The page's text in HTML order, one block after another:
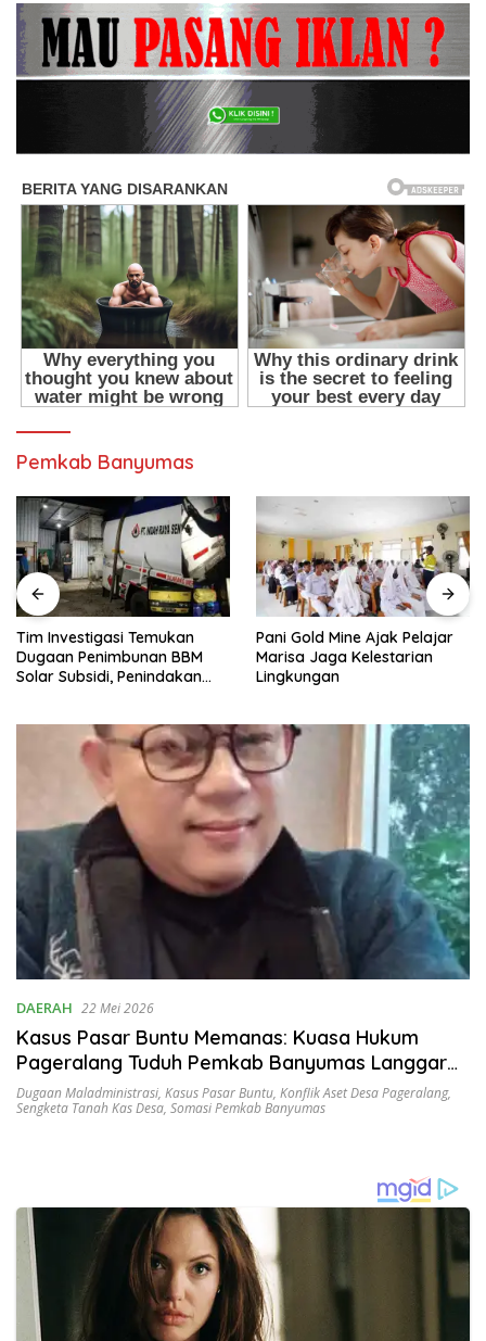
Pemkab Banyumas
Pani Gold Mine Ajak Pelajar
Marisa Jaga Kelestarian
Lingkungan
H. Muhammad Faizal :
Pembinaan Politik Penting
untuk Menciptakan Kompetisi
DAERAH 22 Mei 2026
Kasus Pasar Buntu Memanas: Kuasa Hukum
Pageralang Tuduh Pemkab Banyumas Langgar
Aturan dan Rugikan Desa
Dugaan Maladministrasi, Kasus Pasar Buntu, Konflik Aset Desa Pageralang,
Sengketa Tanah Kas Desa, Somasi Pemkab Banyumas